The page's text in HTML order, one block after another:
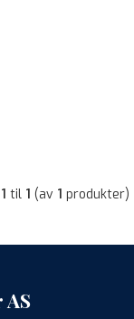
1 til 1 (av 1 produkter)